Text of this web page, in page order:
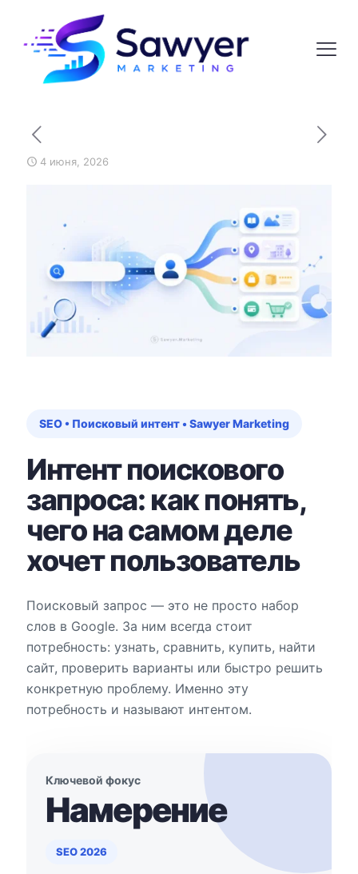
4 июня, 2026
SEO • Поисковый интент • Sawyer Marketing
Интент поискового
запроса: как понять,
чего на самом деле
хочет пользователь
Поисковый запрос — это не просто набор
слов в Google. За ним всегда стоит
потребность: узнать, сравнить, купить, найти
сайт, проверить варианты или быстро решить
конкретную проблему. Именно эту
потребность и называют интентом.
Ключевой фокус
Намерение
SEO 2026